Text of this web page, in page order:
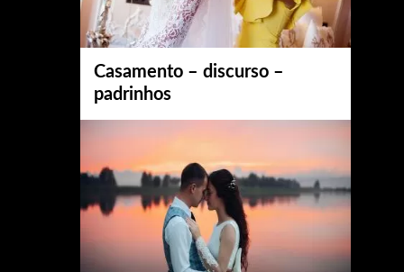
Casamento – discurso –
padrinhos